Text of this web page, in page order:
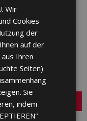
hinzufügen
GERMAN
PORTUGUESE
Wir
Cookies
der
auf der
Ihren
Seiten)
Sie
indem